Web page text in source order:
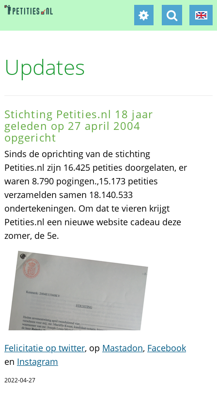
Updates
Stichting Petities.nl 18 jaar
geleden op 27 april 2004
opgericht
Sinds de oprichting van de stichting
Petities.nl zijn 16.425 petities doorgelaten, er
waren 8.790 pogingen.,15.173 petities
verzamelden samen 18.140.533
ondertekeningen. Om dat te vieren krijgt
Petities.nl een nieuwe website cadeau deze
zomer, de 5e.
Felicitatie op twitter, op Mastadon, Facebook
en Instagram
2022-04-27